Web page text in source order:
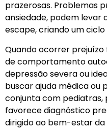
prazerosas. Problemas
ansiedade, podem levar
escape, criando um ciclo
Quando ocorrer
de comportamento
depressão severa ou
buscar ajuda médica ou
conjunta com pediatras,
favorece diagnóstico
dirigido ao bem-estar da